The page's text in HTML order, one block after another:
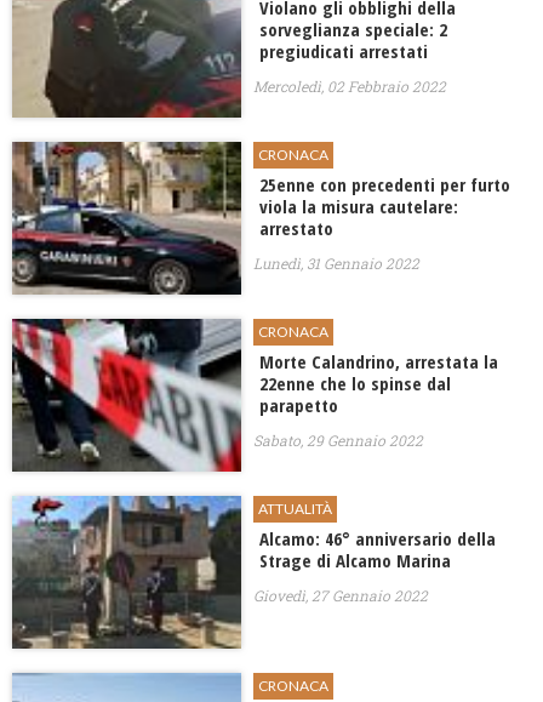
Violano gli obblighi della
sorveglianza speciale: 2
pregiudicati arrestati
Mercoledì, 02 Febbraio 2022
CRONACA
25enne con precedenti per furto
viola la misura cautelare:
arrestato
Lunedì, 31 Gennaio 2022
CRONACA
Morte Calandrino, arrestata la
22enne che lo spinse dal
parapetto
Sabato, 29 Gennaio 2022
ATTUALITÀ
Alcamo: 46° anniversario della
Strage di Alcamo Marina
Giovedì, 27 Gennaio 2022
CRONACA